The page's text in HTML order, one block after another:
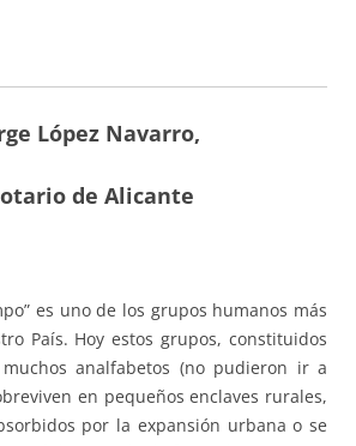
López Navarro,
de Alicante
es uno de los grupos humanos más
País. Hoy estos grupos, constituidos
analfabetos (no pudieron ir a
en pequeños enclaves rurales,
por la expansión urbana o se